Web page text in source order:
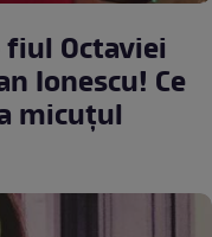
fiul Octaviei
Ionescu! Ce
micuțul